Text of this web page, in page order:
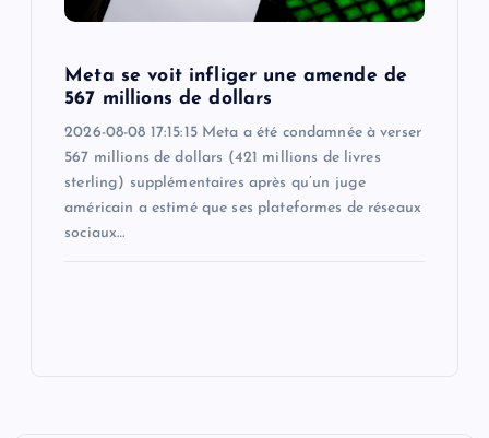
Meta se voit infliger une amende de
567 millions de dollars
2026-08-08 17:15:15 Meta a été condamnée à verser
567 millions de dollars (421 millions de livres
sterling) supplémentaires après qu’un juge
américain a estimé que ses plateformes de réseaux
sociaux…